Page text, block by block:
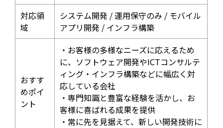
対応領
域
システム開発 / 運用保守のみ / モバイル
アプリ開発 / インフラ構築
おすす
めポイ
ント
・お客様の多様なニーズに応えるため
に、ソフトウェア開発やICTコンサルテ
ィング・インフラ構築などに幅広く対
応している会社
・専門知識と豊富な経験を活かし、お
客様に喜ばれる成果を提供
・常に先を見据えて、新しい開発技術に